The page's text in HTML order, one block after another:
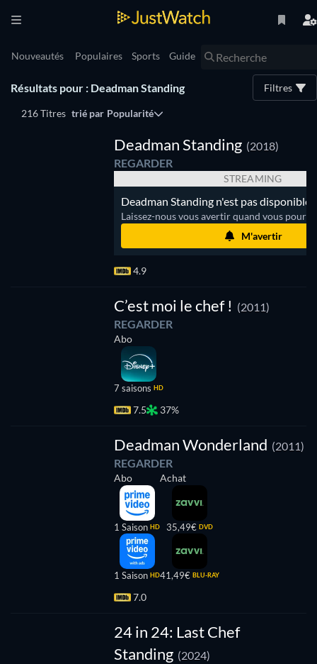
Nouveautés Populaires Sports Guide
Résultats pour : Deadman Standing Filtres
216 Titres trié par Popularité
Deadman Standing (2018)
REGARDER
STREAMING
Deadman Standing n'est pas disponible
Laissez-nous vous avertir quand vous
M'avertir
4.9
C’est moi le chef ! (2011)
REGARDER
Abo
7 saisons HD
7.5 37%
Deadman Wonderland (2011)
REGARDER
Abo
1 Saison HD
1 Saison HD
Achat
35,49€ DVD
41,49€ BLU-RAY
7.0
24 in 24: Last Chef
Standing (2024)